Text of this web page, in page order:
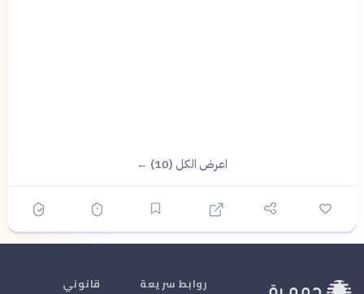
اعرض الكل (10) ←
روابط سريعة قانوني